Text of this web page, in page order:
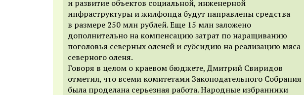
и развитие объектов социальной, инженерной
инфраструктуры и жилфонда будут направлены средства
в размере 250 млн рублей.Еще 15 млн заложено
дополнительно на компенсацию затрат по наращиванию
поголовья северных оленей и субсидию на реализацию мяса
северного оленя.
Говоря в целом о краевом бюджете, Дмитрий Свиридов
отметил, что всеми комитетами Законодательного Собрания
была проделана серьезная работа. Народные избранники